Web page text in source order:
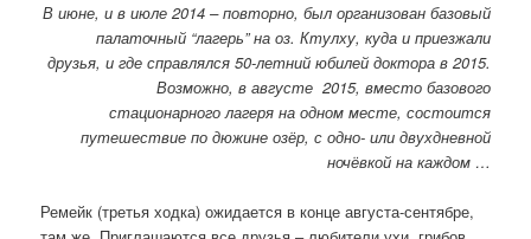
В июне, и в июле 2014 – повторно, был организован базовый
палаточный “лагерь” на оз. Ктулху, куда и приезжали
друзья, и где справлялся 50-летний юбилей доктора в 2015.
Возможно, в августе 2015, вместо базового
стационарного лагеря на одном месте, состоится
путешествие по дюжине озёр, с одно- или двухдневной
ночёвкой на каждом …
Ремейк (третья ходка) ожидается в конце августа-сентябре,